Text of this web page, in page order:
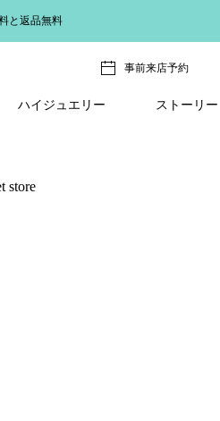
異なるメタルを組み合わせた
事前来店予約
ハイジュエリー ストーリー